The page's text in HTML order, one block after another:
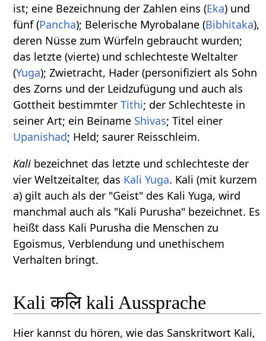
ist; eine Bezeichnung der Zahlen eins (Eka) und
fünf (Pancha); Belerische Myrobalane (Bibhitaka),
deren Nüsse zum Würfeln gebraucht wurden;
das letzte (vierte) und schlechteste Weltalter
(Yuga); Zwietracht, Hader (personifiziert als Sohn
des Zorns und der Leidzufügung und auch als
Gottheit bestimmterTithi; der Schlechteste in
seiner Art; ein Beiname Shivas; Titel einer
Upanishad; Held; saurer Reisschleim.
Kali bezeichnet das letzte und schlechteste der
vier Weltzeitalter, das Kali Yuga. Kali (mit kurzem
a) gilt auch als der "Geist" des Kali Yuga, wird
manchmal auch als "Kali Purusha" bezeichnet. Es
heißt dass Kali Purusha die Menschen zu
Egoismus, Verblendung und unethischem
Verhalten bringt.
Kali कलि kali Aussprache
Hier kannst du hören, wie das Sanskritwort Kali,